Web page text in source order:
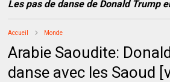
Les pas de danse de Donald Trump
Accueil Monde
Arabie Saoudite:
danse avec les Saoud